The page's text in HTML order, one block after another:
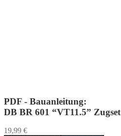
PDF - Bauanleitung:
DB BR 601 “VT11.5” Zugset
19,99 €